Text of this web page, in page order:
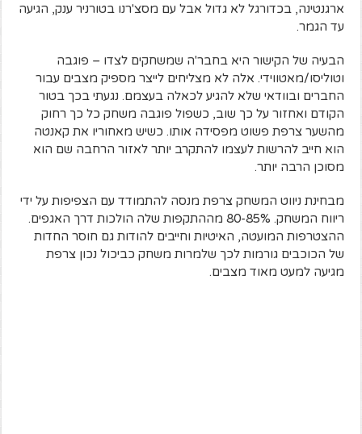
ארגנטינה, בכדורגל לא גדול אבל עם מסצ'רנו בטורניר ענק, הגיעה
עד הגמר.
הבעיה של הקישור היא בחבר'ה שמשחקים לצדו – פוגבה
וטוליסו/מאטווידי. אלה לא מצליחים לייצר מספיק מצבים עבור
החברים ובוודאי שלא להגיע לכאלה בעצמם. נגעתי בכך בטור
הקודם ואחזור על כך שוב, כשפול פוגבה משחק כל כך רחוק
מהשער צרפת פשוט מפסידה אותו. כשיש מאחוריו את קאנטה
הוא חייב להרשות לעצמו להתקרב יותר לאזור הרחבה שם הוא
מסוכן הרבה יותר.
מבחינת ניווט המשחק צרפת מנסה להתמודד עם הצפיפות על ידי
ריווח המשחק. 80-85% מההתקפות שלה הולכות דרך האגפים.
ההצטרפות המועטה, האיטיות וחייבים להודות גם חוסר החדות
של הכוכבים גורמות לכך שלמרות משחק כביכול נכון צרפת
מגיעה למעט מאוד מצבים.